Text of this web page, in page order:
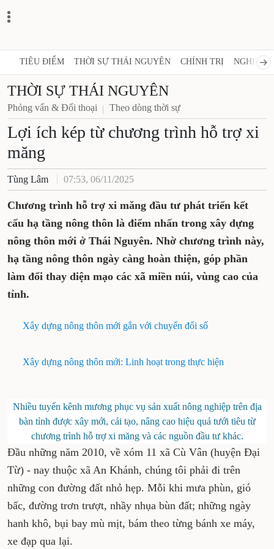
TIÊU ĐIỂM THỜI SỰ THÁI NGUYÊN CHÍNH TRỊ NGHỊ
THỜI SỰ THÁI NGUYÊN
Phỏng vấn & Đối thoại Theo dòng thời sự
Lợi ích kép từ chương trình hỗ trợ xi
măng
Tùng Lâm 07:53, 06/11/2025
Chương trình hỗ trợ xi măng đầu tư phát triển kết
cấu hạ tầng nông thôn là điểm nhấn trong xây dựng
nông thôn mới ở Thái Nguyên. Nhờ chương trình này,
hạ tầng nông thôn ngày càng hoàn thiện, góp phần
làm đổi thay diện mạo các xã miền núi, vùng cao của
tỉnh.
Xây dựng nông thôn mới gắn với chuyển đổi số
Xây dựng nông thôn mới: Linh hoạt trong thực hiện
Nhiều tuyến kênh mương phục vụ sản xuất nông nghiệp trên địa
bàn tỉnh được xây mới, cải tạo, nâng cao hiệu quả tưới tiêu từ
chương trình hỗ trợ xi măng và các nguồn đầu tư khác.
Đầu những năm 2010, về xóm 11 xã Cù Vân (huyện Đại
Từ) - nay thuộc xã An Khánh, chúng tôi phải đi trên
những con đường đất nhỏ hẹp. Mỗi khi mưa phùn, gió
bấc, đường trơn trượt, nhầy nhụa bùn đất; những ngày
hanh khô, bụi bay mù mịt, bám theo từng bánh xe máy,
xe đạp qua lại.